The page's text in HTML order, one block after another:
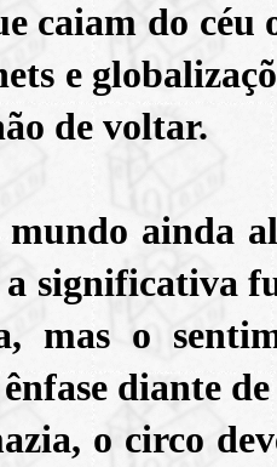
caiam do céu
e
de voltar.
mundo ainda
significativa
mas o
diante
o circo